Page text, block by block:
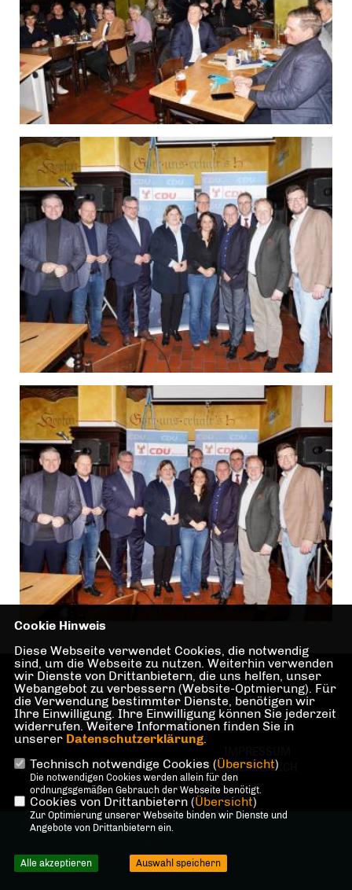
Homepage des CDU
Kreisverbandes
Berlin Mitte
DATENSCHUTZ
KONTAKT MITGLIEDERBEREICH
@2026 CDU Kreisverband Berlin-
Alle Rechte vorbehalten.
Cookie Hinweis
Diese Webseite verwendet Cookies, die notwendig
sind, um die Webseite zu nutzen. Weiterhin verwenden
wir Dienste von Drittanbietern, die uns helfen, unser
Webangebot zu verbessern (Website-Optmierung). Für
die Verwendung bestimmter Dienste, benötigen wir
Ihre Einwilligung. Ihre Einwilligung können Sie jederzeit
widerrufen. Weitere Informationen finden Sie in
unserer Datenschutzerklärung.
Technisch notwendige Cookies (Übersicht)
Die notwendigen Cookies werden allein für den
ordnungsgemäßen Gebrauch der Webseite benötigt.
Cookies von Drittanbietern (Übersicht)
Zur Optimierung unserer Webseite binden wir Dienste und
Angebote von Drittanbietern ein.
Alle akzeptieren Auswahl speichern